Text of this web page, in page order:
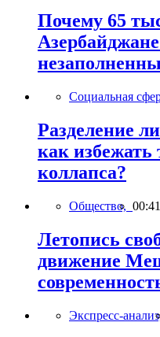
Почему 65
Социальная
Разделение
как избежать
коллапса?
Общество, 00:41
Летопись
движение
Экспресс-